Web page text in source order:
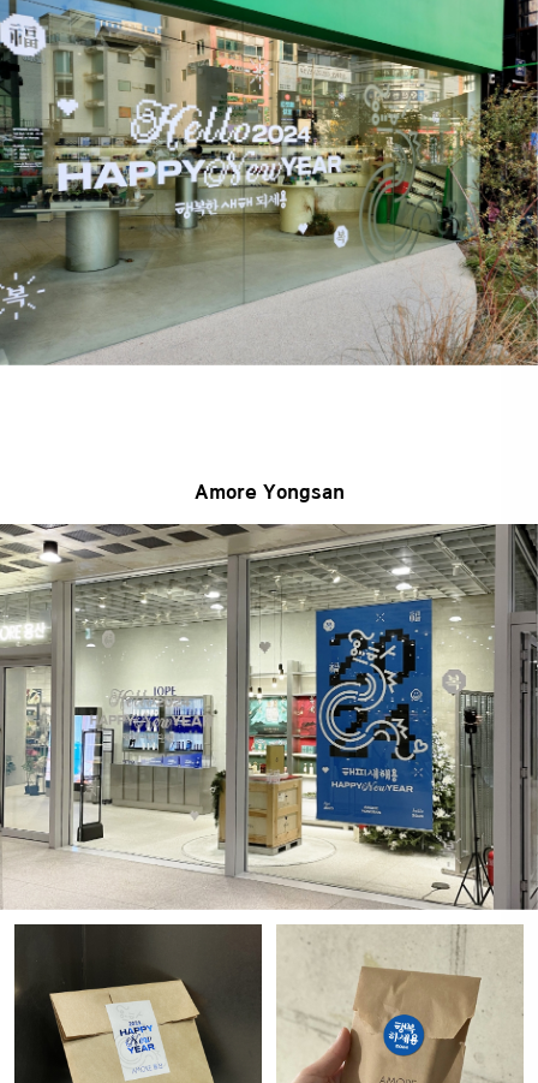
Amore Yongsan